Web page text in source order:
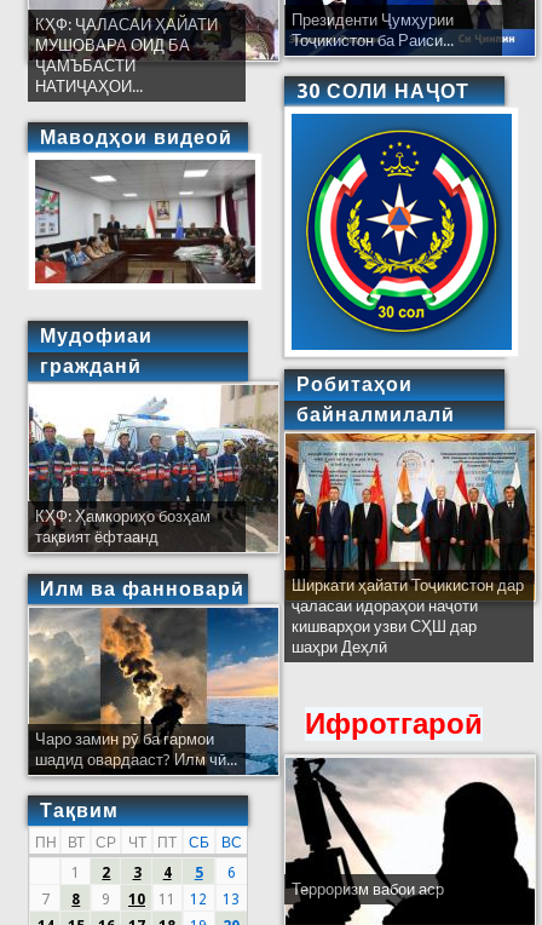
КҲФ: ҶАЛАСАИ ҲАЙАТИ
МУШОВАРА ОИД БА
ҶАМЪБАСТИ
НАТИҶАҲОИ...
Маводҳои видеоӣ
Мудофиаи
гражданӣ
КҲФ: Ҳамкориҳо бозҳам
тақвият ёфтаанд
Илм ва фанноварӣ
Чаро замин рӯ ба гармои
шадид овардааст? Илм чӣ...
Тақвим
ПН ВТ СР ЧТ ПТ СБ
ВС
1
2 3 4 5
6
7
8 9 10 11 12
13
Президенти Ҷумҳурии
Тоҷикистон ба Раиси...
30 СОЛИ НАҶОТ
Робитаҳои
байналмилалӣ
Ширкати ҳайати Тоҷикистон дар
ҷаласаи идораҳои наҷоти
кишварҳои узви СҲШ дар
шаҳри Деҳлӣ
Ифротгароӣ
Терроризм вабои аср